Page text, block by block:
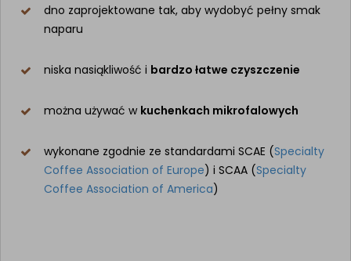
dno zaprojektowane tak, aby wydobyć pełny smak
naparu
niska nasiąkliwość i bardzo łatwe czyszczenie
można używać w kuchenkach mikrofalowych
wykonane zgodnie ze standardami SCAE (Specialty
Coffee Association of Europe) i SCAA (Specialty
Coffee Association of America)